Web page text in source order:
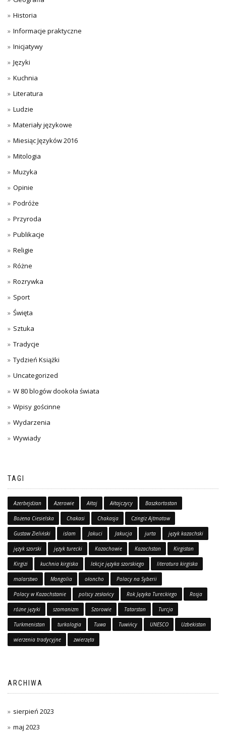
Historia
Informacje praktyczne
Inicjatywy
Języki
Kuchnia
Literatura
Ludzie
Materiały językowe
Miesiąc Języków 2016
Mitologia
Muzyka
Opinie
Podróże
Przyroda
Publikacje
Religie
Różne
Rozrywka
Sport
Święta
Sztuka
Tradycje
Tydzień Książki
Uncategorized
W 80 blogów dookoła świata
Wpisy gościnne
Wydarzenia
Wywiady
TAGI
Azerbejdżan Azerowie Ałtaj Ałtajczycy Baszkortostan
Bożena Ciesielska Chakasi Chakasja Czingiz Ajtmatow
Gustaw Zieliński islam Jakuci Jakucja jurta język kazachski
język szorski język turecki Kazachowie Kazachstan Kirgistan
Kirgizi kuchnia kirgiska lekcje języka szorskiego literatura kirgiska
malarstwo Mongolia ołoncho Polacy na Syberii
Polacy w Kazachstanie polscy zesłańcy Rok Języka Tureckiego Rosja
różne języki szamanizm Szorowie Tatarstan Turcja
Turkmenistan turkologia Tuwa Tuwińcy UNESCO Uzbekistan
wierzenia tradycyjne zwierzęta
ARCHIWA
sierpień 2023
maj 2023